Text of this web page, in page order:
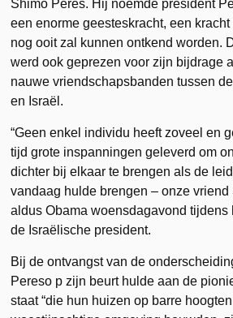
Shimo Peres. Hij noemde president
een enorme geesteskracht, een
nog ooit zal kunnen ontkend worden.
werd ook geprezen voor zijn bijdrage
nauwe vriendschapsbanden tussen
en Israël.
“Geen enkel individu heeft zoveel en
tijd grote inspanningen geleverd om
dichter bij elkaar te brengen als de
vandaag hulde brengen – onze vriend
aldus Obama woensdagavond tijdens
de Israëlische president.
Bij de ontvangst van de
Pereso p zijn beurt hulde aan de
staat “die hun huizen op barre